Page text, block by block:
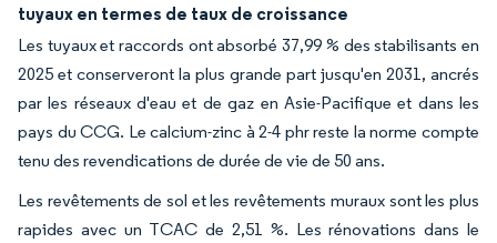
tuyaux en termes de taux de croissance
Les tuyaux et raccords ont absorbé 37,99 % des stabilisants en
2025 et conserveront la plus grande part jusqu'en 2031, ancrés
par les réseaux d'eau et de gaz en Asie-Pacifique et dans les
pays du CCG. Le calcium-zinc à 2-4 phr reste la norme compte
tenu des revendications de durée de vie de 50 ans.
Les revêtements de sol et les revêtements muraux sont les plus
rapides avec un TCAC de 2,51 %. Les rénovations dans le